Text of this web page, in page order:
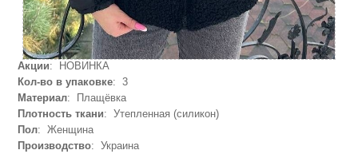
Акции: НОВИНКА
Кол-во в упаковке: 3
Материал: Плащёвка
Плотность ткани: Утепленная (силикон)
Пол: Женщина
Производство: Украина